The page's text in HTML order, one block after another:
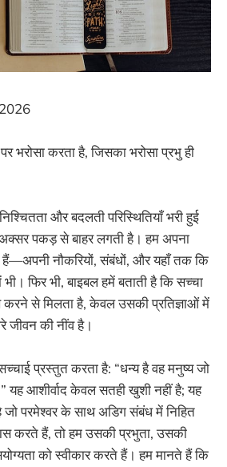
भरोसा करता है, जिसका भरोसा प्रभु ही
और बदलती परिस्थितियाँ भरी हुई
अक्सर पकड़ से बाहर लगती है। हम अपना
नौकरियों, संबंधों, और यहाँ तक कि
फिर भी, बाइबल हमें बताती है कि सच्चा
करने से मिलता है, केवल उसकी प्रतिज्ञाओं में
जीवन की नींव है।
प्रस्तुत करता है: “धन्य है वह मनुष्य जो
यह आशीर्वाद केवल सतही खुशी नहीं है; यह
परमेश्वर के साथ अडिग संबंध में निहित
करते हैं, तो हम उसकी प्रभुता, उसकी
को स्वीकार करते हैं। हम मानते हैं कि